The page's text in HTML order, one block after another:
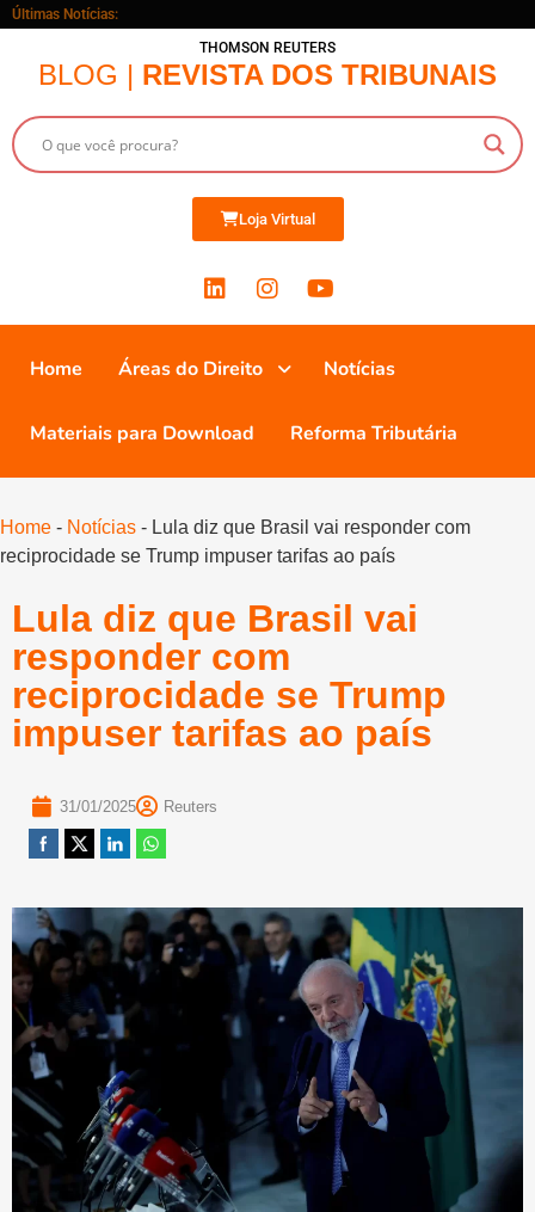
Últimas Notícias:
THOMSON REUTERS
BLOG | REVISTA DOS TRIBUNAIS
Loja Virtual
Home Áreas do Direito Notícias
Materiais para Download Reforma Tributária
Home - Notícias - Lula diz que Brasil vai responder com
reciprocidade se Trump impuser tarifas ao país
Lula diz que Brasil vai
responder com
reciprocidade se Trump
impuser tarifas ao país
31/01/2025 Reuters